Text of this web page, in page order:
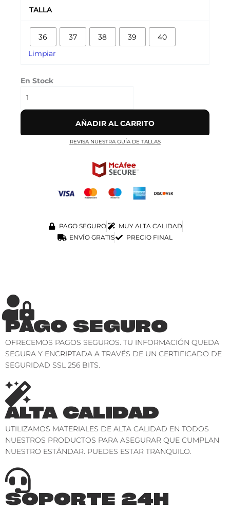
TALLA
36 37 38 39 40
Limpiar
En Stock
cantidad
AÑADIR AL CARRITO
REVISA NUESTRA GUÍA DE TALLAS
PAGO SEGURO
MUY ALTA CALIDAD
ENVÍO GRATIS
PRECIO FINAL
PAGO SEGURO
OFRECEMOS PAGOS SEGUROS. TU INFORMACIÓN QUEDA
SEGURA Y ENCRIPTADA A TRAVÉS DE UN CERTIFICADO DE
SEGURIDAD SSL 256 BITS.
ALTA CALIDAD
UTILIZAMOS MATERIALES DE ALTA CALIDAD EN TODOS
NUESTROS PRODUCTOS PARA ASEGURAR QUE CUMPLAN
NUESTRO ESTÁNDAR. PUEDES ESTAR TRANQUILO.
SOPORTE 24H